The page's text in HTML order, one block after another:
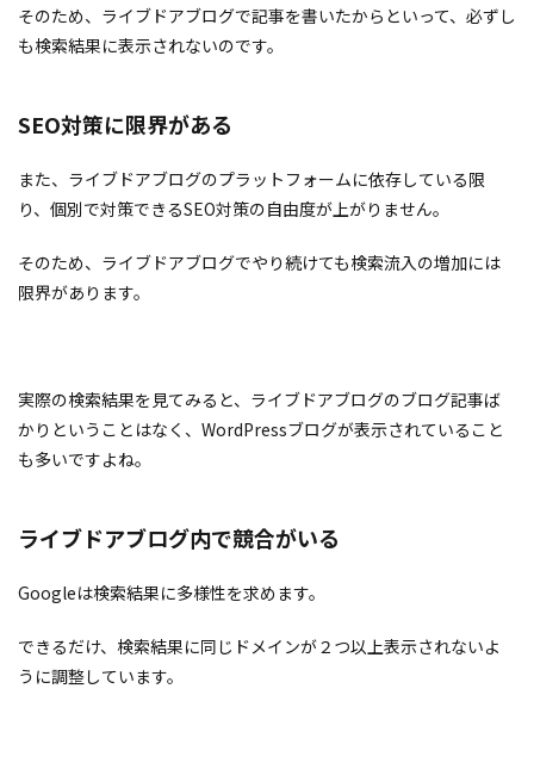
そのため、ライブドアブログで記事を書いたからといって、必ずし
も検索結果に表示されないのです。
SEO対策に限界がある
また、ライブドアブログのプラットフォームに依存している限
り、個別で対策できるSEO対策の自由度が上がりません。
そのため、ライブドアブログでやり続けても検索流入の増加には
限界があります。
実際の検索結果を見てみると、ライブドアブログのブログ記事ば
かりということはなく、WordPressブログが表示されていること
も多いですよね。
ライブドアブログ内で競合がいる
Googleは検索結果に多様性を求めます。
できるだけ、検索結果に同じドメインが２つ以上表示されないよ
うに調整しています。